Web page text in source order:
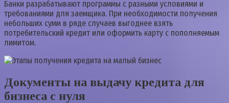
Банки разрабатывают программы с разными условиями и
требованиями для заемщика. При необходимости получения
небольших сумм в ряде случаев выгоднее взять
потребительский кредит или оформить карту с пополняемым
лимитом.
Документы на выдачу кредита для
бизнеса с нуля